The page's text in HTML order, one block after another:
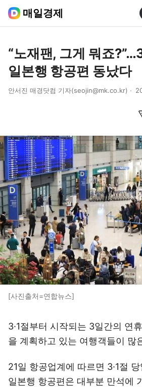
매일경제
“노재팬, 그게 뭐죠
일본행 항공편 동났다
안서진 매경닷컴 기자(seojin@mk.co.kr)
[사진출처=연합뉴스]
3·1절부터 시작되는 3일간의 연
을 계획하고 있는 여행객들이 많
21일 항공업계에 따르면 3·1절
일본행 항공편은 대부분 만석에